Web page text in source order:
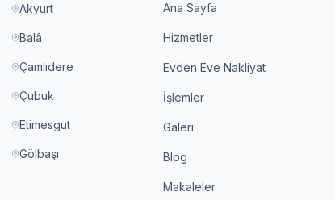
Akyurt
Balâ
Çamlıdere
Çubuk
Etimesgut
Gölbaşı
Ana Sayfa
Hizmetler
Evden Eve Nakliyat
İşlemler
Galeri
Blog
Makaleler